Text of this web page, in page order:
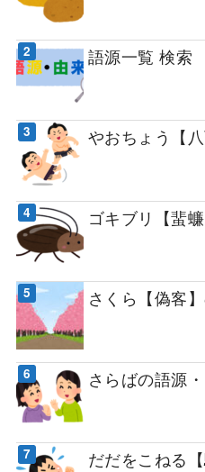
語源一覧 検索
やおちょう【
ゴキブリ【蜚
さくら【偽客
さらばの語源
だだをこねる